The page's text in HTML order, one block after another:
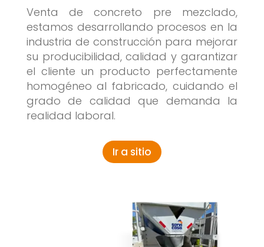
Venta de concreto pre mezclado,
estamos desarrollando procesos en la
industria de construcción para mejorar
su producibilidad, calidad y garantizar
el cliente un producto perfectamente
homogéneo al fabricado, cuidando el
grado de calidad que demanda la
realidad laboral.
Ir a sitio